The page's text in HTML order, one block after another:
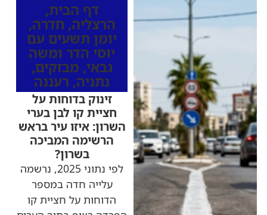
דף הבית,
הרצליה, חדרה,
יומן תשעים עם
יוסי הדר ומשה
גבאי, מבזקים,
נתניה, רעננה
זינוק בדוחות על
חציית קו לבן בערי
השרון: איזו עיר בראש
הרשימה המביכה
בשרון?
לפי נתוני 2025, נרשמה
עלייה חדה במספר
הדוחות על חציית קו